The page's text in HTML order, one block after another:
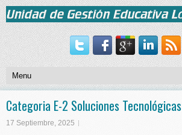
Categoria E-2 Soluciones Tecnológicas
17 Septiembre, 2025